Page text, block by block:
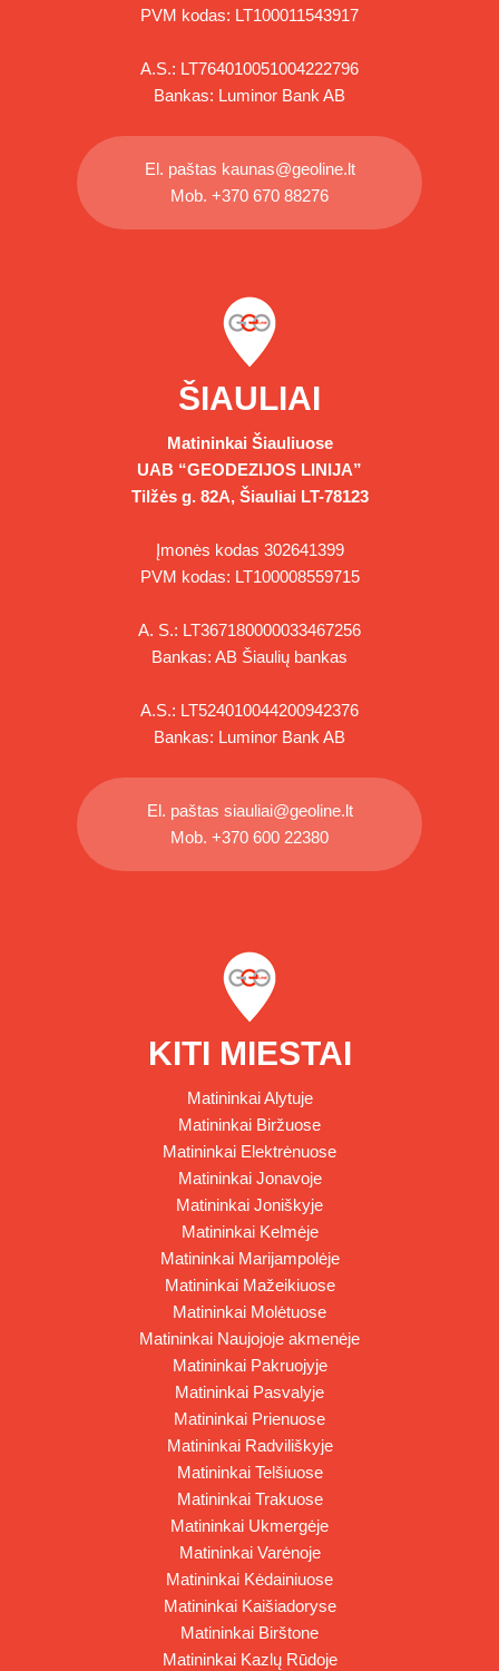
PVM kodas: LT100011543917
A.S.: LT764010051004222796
Bankas: Luminor Bank AB
El. paštas kaunas@geoline.lt
Mob. +370 670 88276
ŠIAULIAI
Matininkai Šiauliuose
UAB “GEODEZIJOS LINIJA”
Tilžės g. 82A, Šiauliai LT-78123
Įmonės kodas 302641399
PVM kodas: LT100008559715
A. S.: LT367180000033467256
Bankas: AB Šiaulių bankas
A.S.: LT524010044200942376
Bankas: Luminor Bank AB
El. paštas siauliai@geoline.lt
Mob. +370 600 22380
KITI MIESTAI
Matininkai Alytuje
Matininkai Biržuose
Matininkai Elektrėnuose
Matininkai Jonavoje
Matininkai Joniškyje
Matininkai Kelmėje
Matininkai Marijampolėje
Matininkai Mažeikiuose
Matininkai Molėtuose
Matininkai Naujojoje akmenėje
Matininkai Pakruojyje
Matininkai Pasvalyje
Matininkai Prienuose
Matininkai Radviliškyje
Matininkai Telšiuose
Matininkai Trakuose
Matininkai Ukmergėje
Matininkai Varėnoje
Matininkai Kėdainiuose
Matininkai Kaišiadoryse
Matininkai Birštone
Matininkai Kazlų Rūdoje